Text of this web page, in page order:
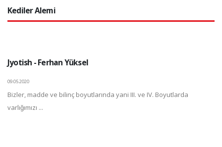
Kediler Alemi
Jyotish - Ferhan Yüksel
09.05.2020
Bizler, madde ve bilinç boyutlarında yani III. ve IV. Boyutlarda
varlığımızı ...